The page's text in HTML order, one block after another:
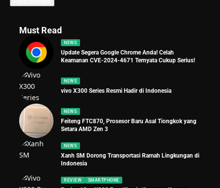
Must Read
NEWS
Update Segera Google Chrome Anda! Celah
Keamanan CVE-2024-4671 Ternyata Cukup Serius!
NEWS
vivo X300 Series Resmi Hadir di Indonesia
NEWS
Feiteng FTC870, Prosesor Baru Asal Tiongkok yang
Setara AMD Zen 3
NEWS
Xanh SM Dorong Transportasi Ramah Lingkungan di
Indonesia
REVIEW SMARTPHONE